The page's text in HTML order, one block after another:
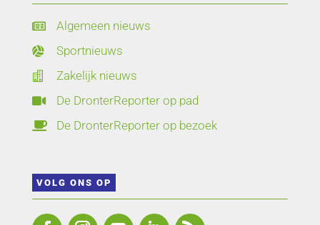
 Algemeen nieuws
 Sportnieuws
 Zakelijk nieuws
 De DronterReporter op pad
 De DronterReporter op bezoek
VOLG ONS OP